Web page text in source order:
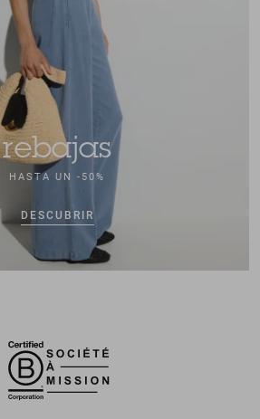
rebajas
HASTA UN -50%
DESCUBRIR